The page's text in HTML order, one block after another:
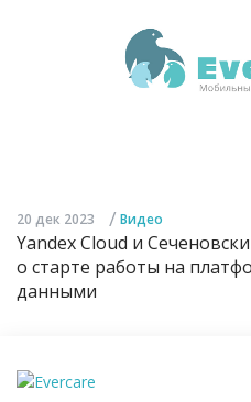
20 дек 2023 / Видео
Yandex Cloud и
о старте работы на
данными